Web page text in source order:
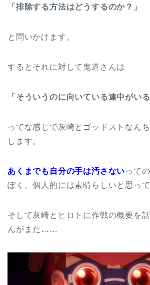
「排除する方法はどうするのか？」
と問いかけます。
するとそれに対して鬼道さんは
「そういうのに向いている連中がいる
ってな感じで灰崎とゴッドストなん
します。
あくまでも自分の手は汚さないって
ぽく、個人的には素晴らしいと思って
そして灰崎とヒロトに作戦の概要を
んがまた……